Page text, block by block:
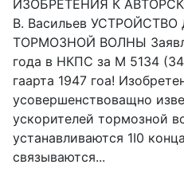
ИЗОБРЕТЕНИЯ К
В. Васильев
ТОРМОЗНОЙ ВОЛНЫ
года в НКПС за М 5134
гаарта 1947 гоa!
усовершенствоващно
ускорителей тормозной
устанавливаются 1I0
связываются...